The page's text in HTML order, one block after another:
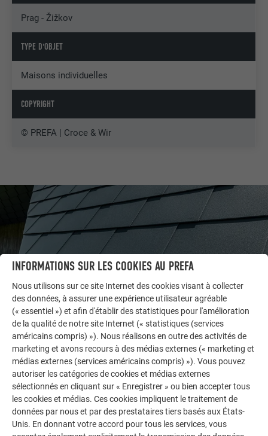
Prag - Žižkov
TYPE D'OBJET
Maisons individuelles
COPYRIGHT
© PREFA | Croce & Wir
LAISSEZ-VOUS INSPIRER
AUTRES BÂTIMENTS
La galerie de références PREFA démontre la
polyvalence de l’aluminium. Découvrez d’autres projets
impressionnants avec les solutions en aluminium
durables de PREFA pour toitures, systèmes solaires et
INFORMATIONS SUR LES COOKIES AU PREFA
Nous utilisons sur ce site Internet des cookies visant à collecter
des données, à assurer une expérience utilisateur agréable
(« essentiel ») et afin d'établir des statistiques pour l'amélioration
de la qualité de notre site Internet (« statistiques (services
américains compris) »). Nous réalisons en outre des activités de
marketing et avons recours à des médias externes (« marketing et
médias externes (services américains compris) »). Vous pouvez
autoriser les catégories de cookies et médias externes
sélectionnés en cliquant sur « Enregistrer » ou bien accepter tous
les cookies et médias. Ces cookies impliquent le traitement de
données par nous et par des prestataires tiers basés aux États-
Unis. En donnant votre accord pour tous les services, vous